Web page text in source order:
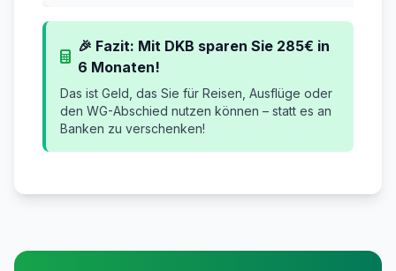
🎉 Fazit: Mit DKB sparen Sie 285€ in
6 Monaten!
Das ist Geld, das Sie für Reisen, Ausflüge oder
den WG-Abschied nutzen können – statt es an
Banken zu verschenken!